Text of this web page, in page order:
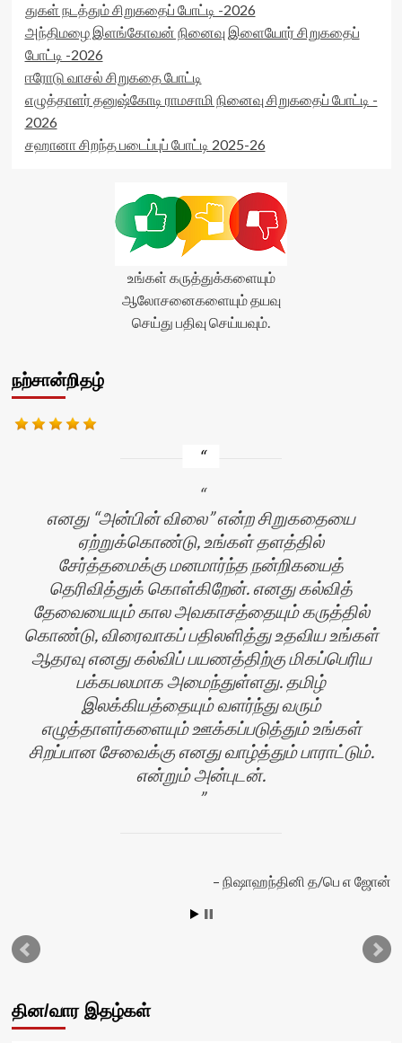
துகள் நடத்தும் சிறுகதைப் போட்டி -2026
அந்திமழை இளங்கோவன் நினைவு இளையோர் சிறுகதைப்
போட்டி -2026
ஈரோடு வாசல் சிறுகதை போட்டி
எழுத்தாளர் தனுஷ்கோடி ராமசாமி நினைவு சிறுகதைப் போட்டி -
2026
சஹானா சிறந்த படைப்புப் போட்டி 2025-26
உங்கள் கருத்துக்களையும்
ஆலோசனைகளையும் தயவு
செய்து பதிவு செய்யவும்.
நற்சான்றிதழ்
எனது “அன்பின் விலை” என்ற சிறுகதையை
ஏற்றுக்கொண்டு, உங்கள் தளத்தில்
சேர்த்தமைக்கு மனமார்ந்த நன்றிகயைத்
தெரிவித்துக் கொள்கிறேன். எனது கல்வித்
தேவையையும் கால அவகாசத்தையும் கருத்தில்
கொண்டு, விரைவாகப் பதிலளித்து உதவிய உங்கள்
ஆதரவு எனது கல்விப் பயணத்திற்கு மிகப்பெரிய
பக்கபலமாக அமைந்துள்ளது. தமிழ்
இலக்கியத்தையும் வளர்ந்து வரும்
எழுத்தாளர்களையும் ஊக்கப்படுத்தும் உங்கள்
சிறப்பான சேவைக்கு எனது வாழ்த்தும் பாராட்டும்.
என்றும் அன்புடன்.
நிஷாஹந்தினி த/பெ எ ஜோன்
தின/வார இதழ்கள்